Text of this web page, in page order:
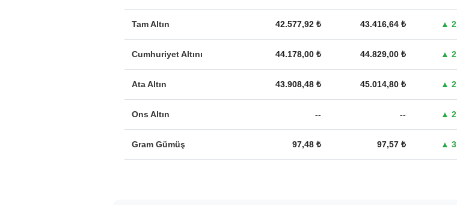
Tam Altın 42.577,92 ₺ 43.416,64 ₺ ▲
Cumhuriyet Altını 44.178,00 ₺ 44.829,00 ₺ ▲
Ata Altın 43.908,48 ₺ 45.014,80 ₺ ▲
Ons Altın -- -- ▲
Gram Gümüş 97,48 ₺ 97,57 ₺ ▲